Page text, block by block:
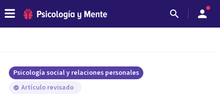
Psicología social y relaciones personales
Artículo revisado